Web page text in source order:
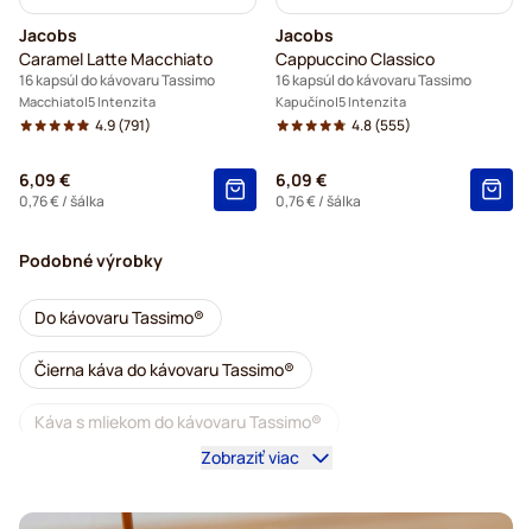
Jacobs
Caramel Latte Macchiato
16 kapsúl do kávovaru Tassimo
Macchiato 5 Intenzita
4.9(791)
6,09 €
0,76 €/ šálka
Jacobs
Cappuccino Classico
16 kapsúl do kávovaru Tassimo
Kapučíno 5 Intenzita
4.8(555)
6,09 €
0,76 €/ šálka
Podobné výrobky
Do kávovaru Tassimo®
Čierna káva do kávovaru Tassimo®
Káva s mliekom do kávovaru Tassimo®
Zobraziť viac